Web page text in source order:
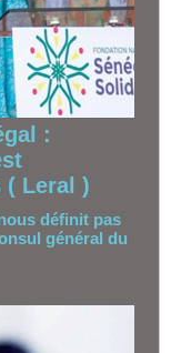
:
( Leral )
définit pas
général du